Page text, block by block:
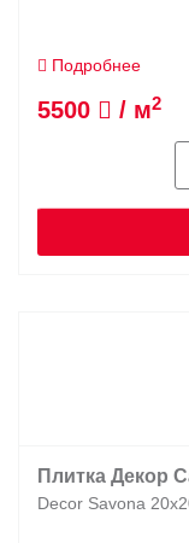
Подробнее
5500 / м2
Плитка Декор
Decor Savona